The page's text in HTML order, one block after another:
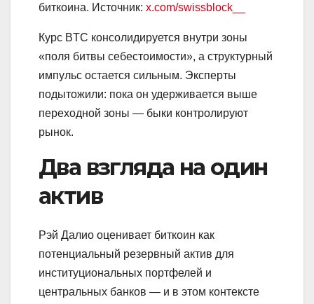
биткоина. Источник: x.com/swissblock__
Курс BTC консолидируется внутри зоны
«поля битвы себестоимости», а структурный
импульс остается сильным. Эксперты
подытожили: пока он удерживается выше
переходной зоны — быки контролируют
рынок.
Два взгляда на один
актив
Рэй Далио оценивает биткоин как
потенциальный резервный актив для
институциональных портфелей и
центральных банков — и в этом контексте